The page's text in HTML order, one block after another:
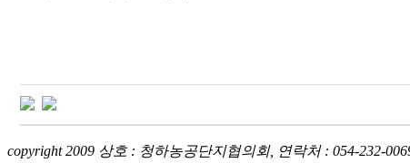
copyright 2009 상호 : 청하농공단지협의회, 연락처 : 054-232-